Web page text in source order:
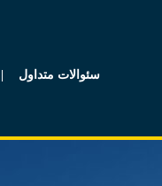
سئوالات متداول